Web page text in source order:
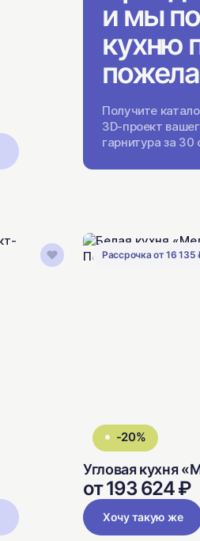
и мы
кухню
Получите
3D-проект
гарнитура за 30
Рассрочка от 16
-20%
Угловая кухня
от 193 624 ₽
Хочу такую же